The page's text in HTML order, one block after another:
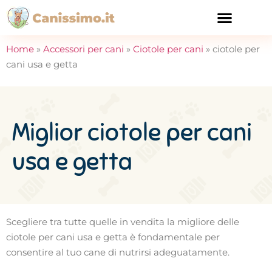
Home » Accessori per cani » Ciotole per cani » ciotole per
cani usa e getta
Miglior ciotole per cani
usa e getta
Scegliere tra tutte quelle in vendita la migliore delle
ciotole per cani usa e getta è fondamentale per
consentire al tuo cane di nutrirsi adeguatamente.